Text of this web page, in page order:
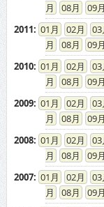
08
09
2011: 01 02 03
08
09
2010: 01 02 03
08
09
2009: 01 02 03
08
09
2008: 01 02 03
08
09
2007: 01 02 03
08
09